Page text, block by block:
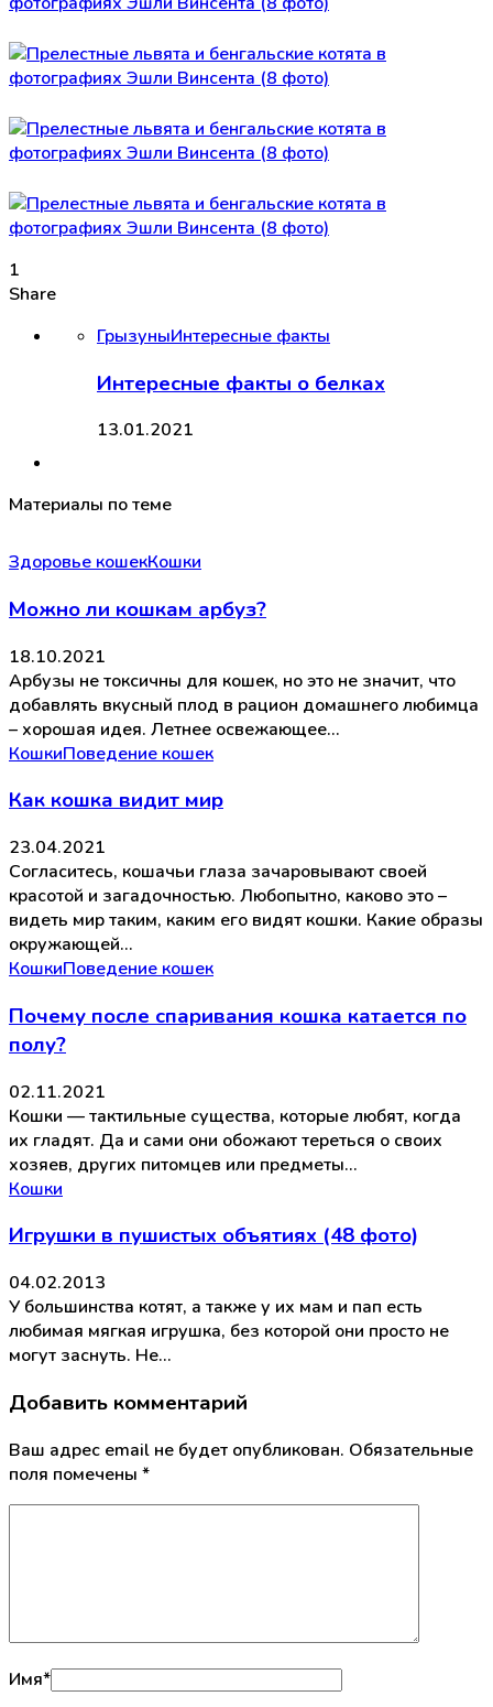
1
Share
ГрызуныИнтересные факты
Интересные факты о белках
13.01.2021
Материалы по теме
Здоровье кошекКошки
Можно ли кошкам арбуз?
18.10.2021
Арбузы не токсичны для кошек, но это не значит, что
добавлять вкусный плод в рацион домашнего любимца
– хорошая идея. Летнее освежающее…
КошкиПоведение кошек
Как кошка видит мир
23.04.2021
Согласитесь, кошачьи глаза зачаровывают своей
красотой и загадочностью. Любопытно, каково это –
видеть мир таким, каким его видят кошки. Какие образы
окружающей…
КошкиПоведение кошек
Почему после спаривания кошка катается по
полу?
02.11.2021
Кошки — тактильные существа, которые любят, когда
их гладят. Да и сами они обожают тереться о своих
хозяев, других питомцев или предметы…
Кошки
Игрушки в пушистых объятиях (48 фото)
04.02.2013
У большинства котят, а также у их мам и пап есть
любимая мягкая игрушка, без которой они просто не
могут заснуть. Не…
Добавить комментарий
Ваш адрес email не будет опубликован. Обязательные
поля помечены *
Имя*